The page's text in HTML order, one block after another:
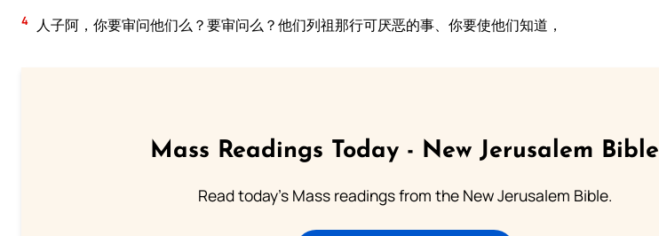
4 人子阿，你要审问他们么？要审问么？他们列祖那行可厌恶的事、你要使他们知道，
Mass Readings Today - New Jerusalem Bible
Read today's Mass readings from the New Jerusalem Bible.